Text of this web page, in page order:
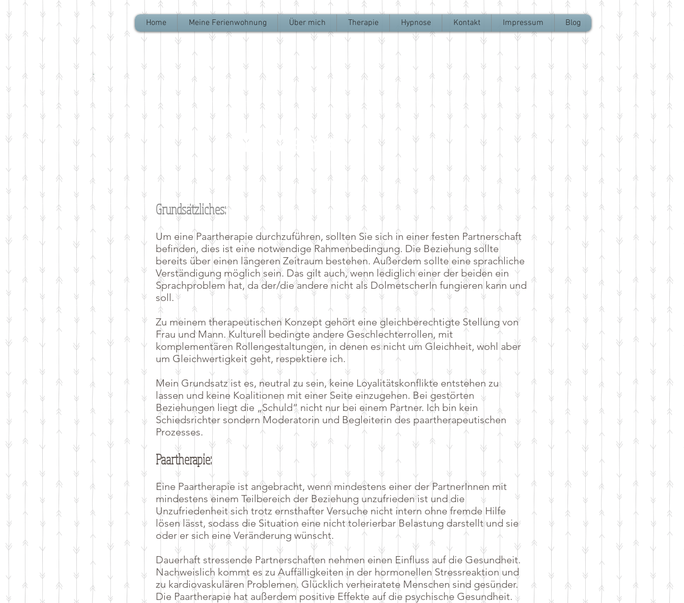
Home Meine Ferienwohnung Über mich Therapie Hypnose Kontakt Impressum Blog
Paartherapie
Grundsätzliches:
Um eine Paartherapie durchzuführen, sollten Sie sich in einer festen Partnerschaft
befinden, dies ist eine notwendige Rahmenbedingung. Die Beziehung sollte
bereits über einen längeren Zeitraum bestehen. Außerdem sollte eine sprachliche
Verständigung möglich sein. Das gilt auch, wenn lediglich einer der beiden ein
Sprachproblem hat, da der/die andere nicht als DolmetscherIn fungieren kann und
soll.
Zu meinem therapeutischen Konzept gehört eine gleichberechtigte Stellung von
Frau und Mann. Kulturell bedingte andere Geschlechterrollen, mit
komplementären Rollengestaltungen, in denen es nicht um Gleichheit, wohl aber
um Gleichwertigkeit geht, respektiere ich.
Mein Grundsatz ist es, neutral zu sein, keine Loyalitätskonflikte entstehen zu
lassen und keine Koalitionen mit einer Seite einzugehen. Bei gestörten
Beziehungen liegt die „Schuld“ nicht nur bei einem Partner. Ich bin kein
Schiedsrichter sondern Moderatorin und Begleiterin des paartherapeutischen
Prozesses.
Paartherapie:
​Eine Paartherapie ist angebracht, wenn mindestens einer der PartnerInnen mit
mindestens einem Teilbereich der Beziehung unzufrieden ist und die
Unzufriedenheit sich trotz ernsthafter Versuche nicht intern ohne fremde Hilfe
lösen lässt, sodass die Situation eine nicht tolerierbar Belastung darstellt und sie
oder er sich eine Veränderung wünscht.
Dauerhaft stressende Partnerschaften nehmen einen Einfluss auf die Gesundheit.
Nachweislich kommt es zu Auffälligkeiten in der hormonellen Stressreaktion und
zu kardiovaskulären Problemen. Glücklich verheiratete Menschen sind gesünder.
Die Paartherapie hat außerdem positive Effekte auf die psychische Gesundheit.